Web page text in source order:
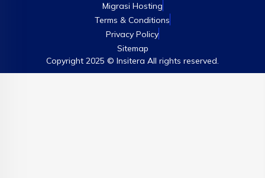
Migrasi Hosting
Terms & Conditions
Privacy Policy
Sitemap
Copyright 2025 © Insitera All rights reserved.